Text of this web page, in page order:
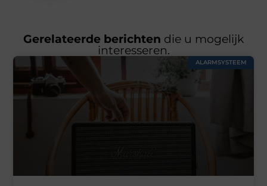
Gerelateerde berichten die u mogelijk
interesseren.
ALARMSYSTEEM